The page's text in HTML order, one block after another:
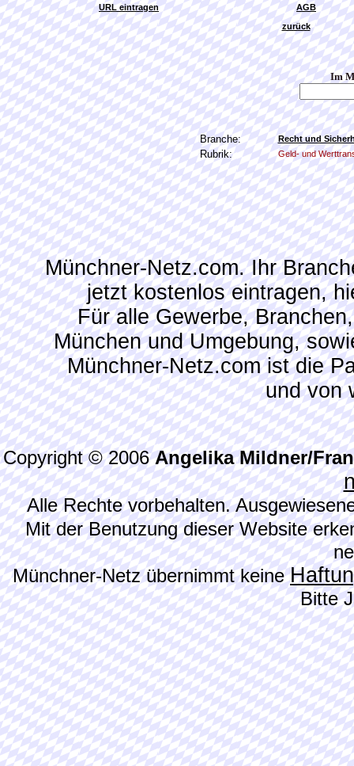
URL eintragen
AGB
zurück
Im
Branche: Recht und
Rubrik: Geld- und
Münchner-Netz.com. Ihr
jetzt kostenlos eintragen,
Für alle Gewerbe,
München und Umgebung,
Münchner-Netz.com ist die
und von
Copyright © 2006Angelika Mildner/
Alle Rechte vorbehalten.
Mit der Benutzung dieser Website
Münchner-Netz übernimmt keine
Bitte